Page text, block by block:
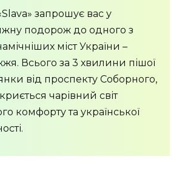
запрошує вас у
подорож до одного з
міст України –
Всього за 3 хвилини пішої
від проспекту Соборного,
чарівний світ
комфорту та української